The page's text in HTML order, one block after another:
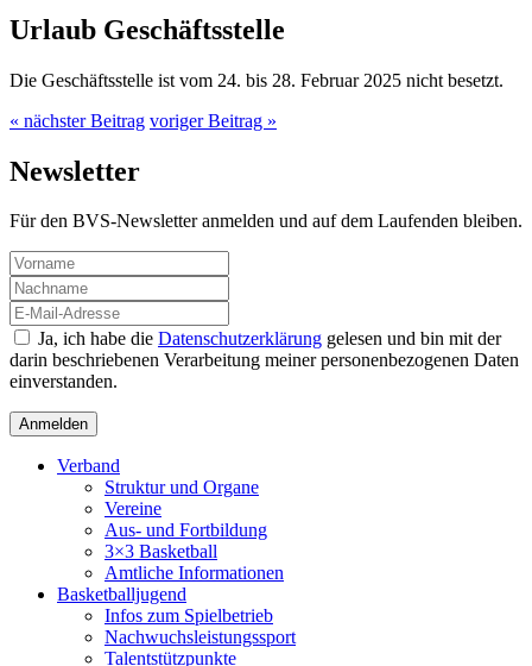
Urlaub Geschäftsstelle
Die Geschäftsstelle ist vom 24. bis 28. Februar 2025 nicht besetzt.
« nächster Beitrag voriger Beitrag »
Newsletter
Für den BVS-Newsletter anmelden und auf dem Laufenden bleiben.
Ja, ich habe die Datenschutzerklärung gelesen und bin mit der
darin beschriebenen Verarbeitung meiner personenbezogenen Daten
einverstanden.
Verband
Struktur und Organe
Vereine
Aus- und Fortbildung
3×3 Basketball
Amtliche Informationen
Basketballjugend
Infos zum Spielbetrieb
Nachwuchsleistungssport
Talentstützpunkte